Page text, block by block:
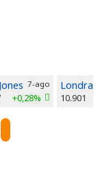
7-ago
+0,28%
Londra
10.901